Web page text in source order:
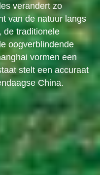
verandert zo
van de natuur langs
de traditionele
oogverblindende
vormen een
stelt een accuraat
China.